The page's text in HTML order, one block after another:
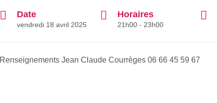
Date
vendredi 18 avril 2025
Horaires
21h00 - 23h00
Renseignements Jean Claude Courrèges 06 66 45 59 67